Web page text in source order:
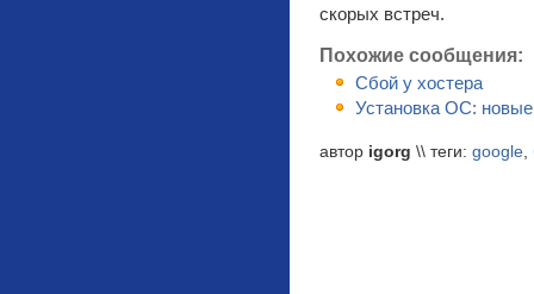
скорых встреч.
Похожие сообщения:
Сбой у хостера
Установка ОС:
автор igorg \\ теги: google,